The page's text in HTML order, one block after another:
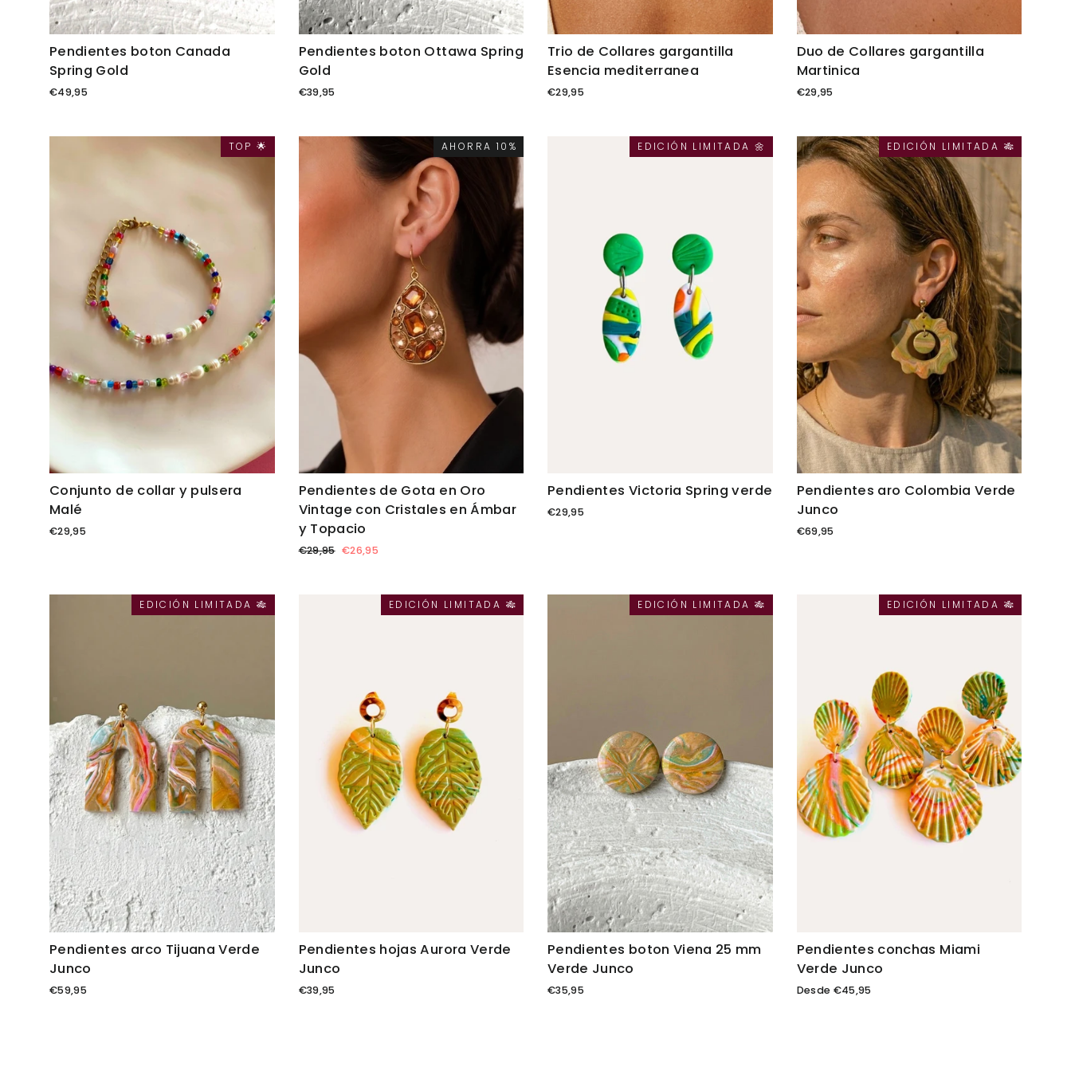
Pendientes boton Canada
Spring Gold
€49,95
Pendientes boton Ottawa Spring
Gold
€39,95
Trio de Collares gargantilla
Esencia mediterranea
€29,95
Duo de Collares gargantilla
Martinica
€29,95
TOP 🌟
Conjunto de collar y pulsera
Malé
€29,95
AHORRA 10%
Pendientes de Gota en Oro
Vintage con Cristales en Ámbar
y Topacio
Precio
€29,95 Precio
€26,95
EDICIÓN LIMITADA 🌼
Pendientes Victoria Spring verde
€29,95
EDICIÓN LIMITADA 🎋
Pendientes aro Colombia Verde
Junco
€69,95
EDICIÓN LIMITADA 🎋
Pendientes arco Tijuana Verde
Junco
€59,95
EDICIÓN LIMITADA 🎋
Pendientes hojas Aurora Verde
Junco
€39,95
EDICIÓN LIMITADA 🎋
Pendientes boton Viena 25 mm
Verde Junco
€35,95
EDICIÓN LIMITADA 🎋
Pendientes conchas Miami
Verde Junco
Desde €45,95